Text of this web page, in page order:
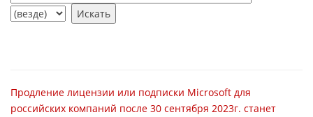
Продление лицензии или подписки Microsoft для
российских компаний после 30 сентября 2023г. станет